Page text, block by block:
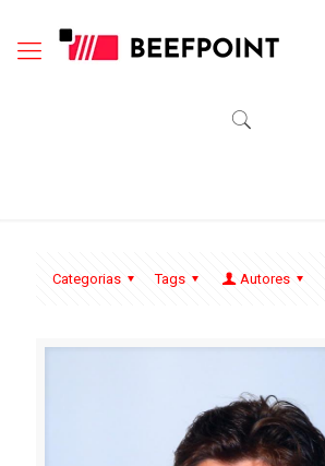
Categorias Tags Autores